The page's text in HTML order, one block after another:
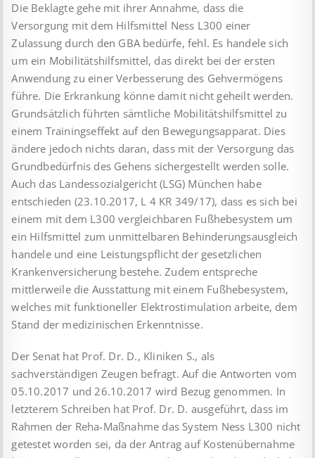
Die Beklagte gehe mit ihrer Annahme, dass die
Versorgung mit dem Hilfsmittel Ness L300 einer
Zulassung durch den GBA bedürfe, fehl. Es handele sich
um ein Mobilitätshilfsmittel, das direkt bei der ersten
Anwendung zu einer Verbesserung des Gehvermögens
führe. Die Erkrankung könne damit nicht geheilt werden.
Grundsätzlich führten sämtliche Mobilitätshilfsmittel zu
einem Trainingseffekt auf den Bewegungsapparat. Dies
ändere jedoch nichts daran, dass mit der Versorgung das
Grundbedürfnis des Gehens sichergestellt werden solle.
Auch das Landessozialgericht (LSG) München habe
entschieden (23.10.2017, L 4 KR 349/17), dass es sich bei
einem mit dem L300 vergleichbaren Fußhebesystem um
ein Hilfsmittel zum unmittelbaren Behinderungsausgleich
handele und eine Leistungspflicht der gesetzlichen
Krankenversicherung bestehe. Zudem entspreche
mittlerweile die Ausstattung mit einem Fußhebesystem,
welches mit funktioneller Elektrostimulation arbeite, dem
Stand der medizinischen Erkenntnisse.
Der Senat hat Prof. Dr. D., Kliniken S., als
sachverständigen Zeugen befragt. Auf die Antworten vom
05.10.2017 und 26.10.2017 wird Bezug genommen. In
letzterem Schreiben hat Prof. Dr. D. ausgeführt, dass im
Rahmen der Reha-Maßnahme das System Ness L300 nicht
getestet worden sei, da der Antrag auf Kostenübernahme